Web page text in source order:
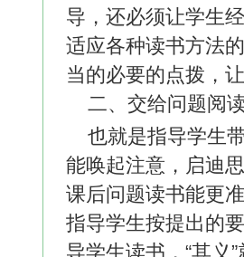
导，还必须让学生
适应各种读书方法
当的必要的点拨，
二、交给问题阅
也就是指导学生
能唤起注意，启迪
课后问题读书能更
指导学生按提出的
导学生读书，“其义